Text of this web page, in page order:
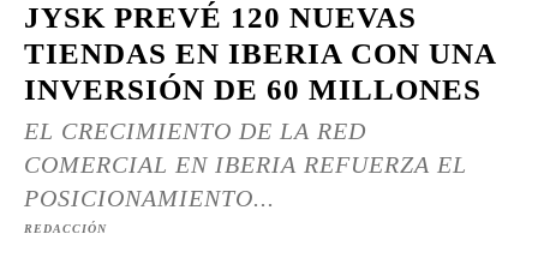
JYSK PREVÉ 120 NUEVAS
TIENDAS EN IBERIA CON UNA
INVERSIÓN DE 60 MILLONES
EL CRECIMIENTO DE LA RED
COMERCIAL EN IBERIA REFUERZA EL
POSICIONAMIENTO...
REDACCIÓN